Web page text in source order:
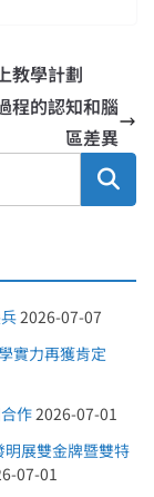
教學計劃
程的認知和腦
區差異
2026-07-07
實力再獲肯定
作 2026-07-01
展雙金牌暨雙特
07-01